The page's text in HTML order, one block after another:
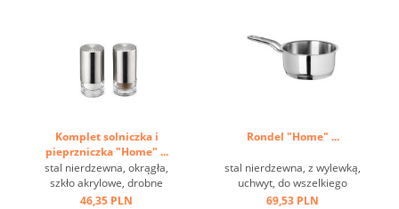
Komplet solniczka i
pieprzniczka "Home" ...
stal nierdzewna, okrągła,
szkło akrylowe, drobne
dziurki ...
46,35 PLN
Rondel "Home" ...
stal nierdzewna, z wylewką,
uchwyt, do wszelkiego
rodzaju kuchenek ...
69,53 PLN